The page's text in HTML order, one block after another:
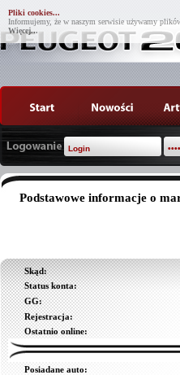
Pliki cookies...
Informujemy, że w naszym serwisie używamy
Więcej...
Podstawowe informacje o
Skąd:
Status konta:
GG:
Rejestracja:
Ostatnio online:
Posiadane auto: